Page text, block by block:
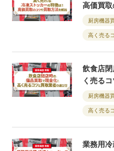
高価買
厨房機器
高く売る
飲食店
く売る
厨房機器
高く売る
業務用